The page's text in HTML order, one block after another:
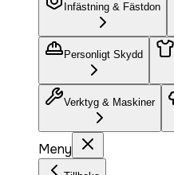
Infästning & Fästdon
Personligt Skydd
Verktyg & Maskiner
Meny